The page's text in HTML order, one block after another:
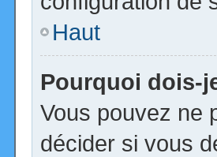
Haut
Pourquoi dois-
Vous pouvez ne
décider si vous